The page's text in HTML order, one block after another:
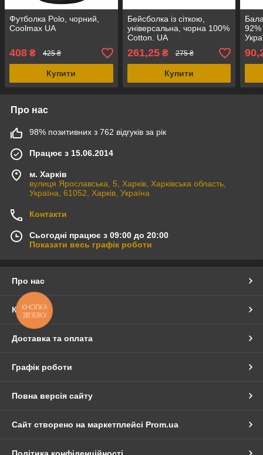
Футболка Polo, чорний,
Coolmax UA
408 ₴ 425 ₴
Купити
Бейсболка із сіткою,
універсальна, чорна 100%
Cotton. UA
261,25₴ 275 ₴
Купити
Про нас
98% позитивних з 762 відгуків за рік
Працює з 15.06.2014
м. Харків
вулиця Ярославська, 5, Харків, Харківська область,
Україна, 61052, Харків, Україна
Контакти
Сьогодні працює з 09:00 до 20:00
Показати весь графік роботи
Про нас
Контакти
Доставка та оплата
Графік роботи
Повна версія сайту
Сайт створено на маркетплейсі Prom.ua
КНОПКА
ЗВ'ЯЗКУ